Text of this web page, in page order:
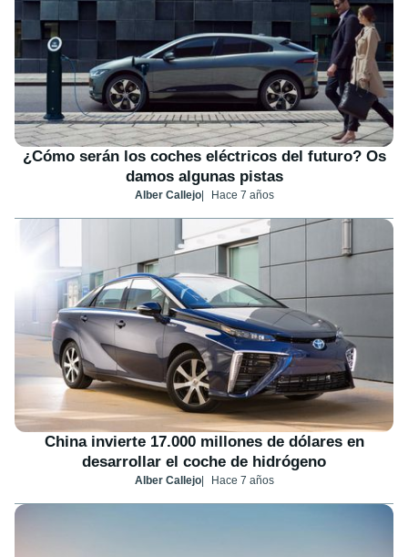
¿Cómo serán los coches eléctricos del futuro? Os
damos algunas pistas
Alber Callejo Hace 7 años
China invierte 17.000 millones de dólares en
desarrollar el coche de hidrógeno
Alber Callejo Hace 7 años